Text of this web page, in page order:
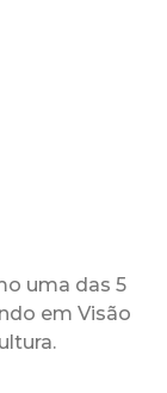
uma das 5
em Visão